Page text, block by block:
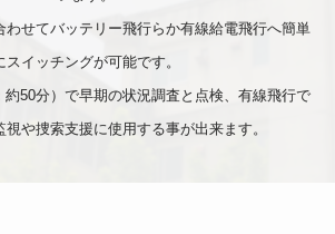
わせてバッテリー飛行らか有線給電飛行へ簡単
スイッチングが可能です。
約50分）で早期の状況調査と点検、有線飛行で
や捜索支援に使用する事が出来ます。